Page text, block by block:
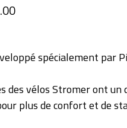
spécialement par
des vélos Stromer ont
plus de confort et de